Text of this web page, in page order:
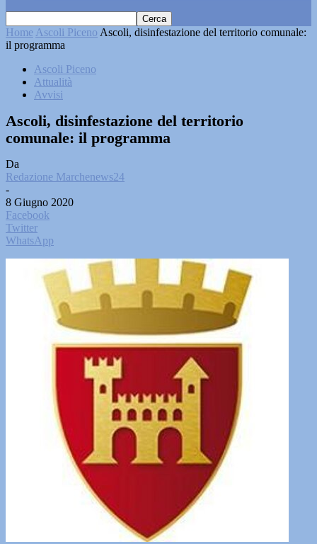
Home Ascoli Piceno Ascoli, disinfestazione del territorio comunale:
il programma
Ascoli Piceno
Attualità
Avvisi
Ascoli, disinfestazione del territorio
comunale: il programma
Da
Redazione Marchenews24
-
8 Giugno 2020
Facebook
Twitter
WhatsApp